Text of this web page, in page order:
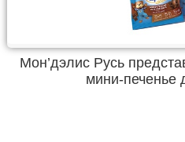
Мон’дэлис Русь
мини-печенье